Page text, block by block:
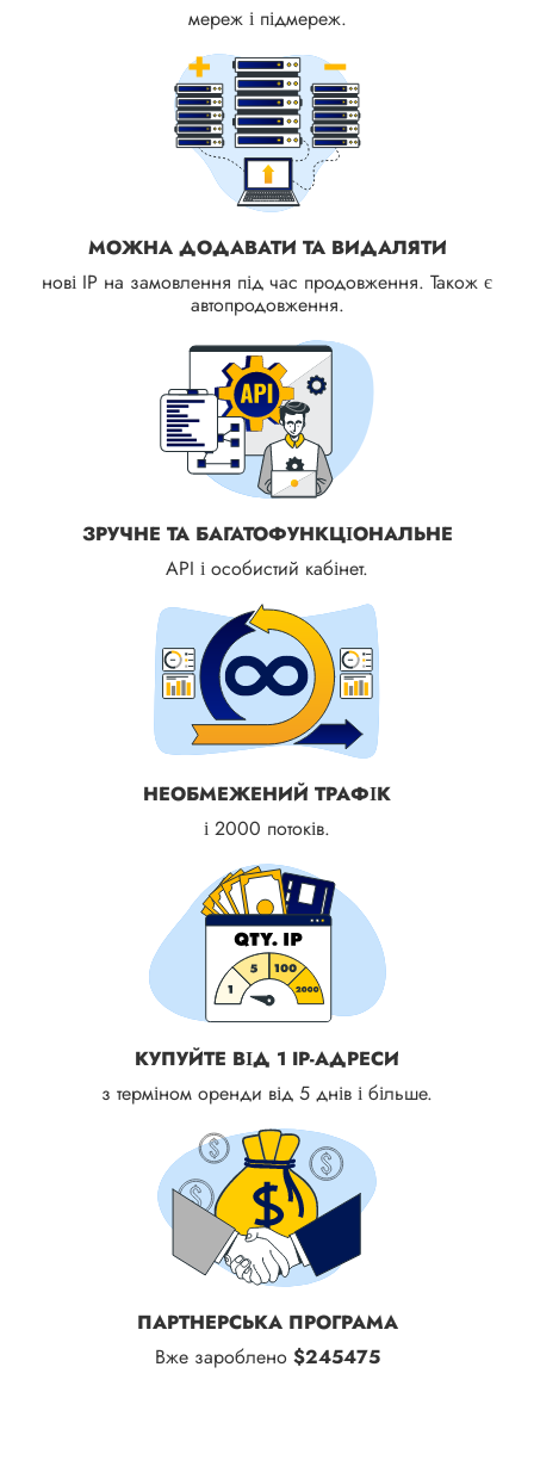
мереж і підмереж.
МОЖНА ДОДАВАТИ ТА ВИДАЛЯТИ
нові IP на замовлення під час продовження. Також є
автопродовження.
ЗРУЧНЕ ТА БАГАТОФУНКЦІОНАЛЬНЕ
API і особистий кабінет.
НЕОБМЕЖЕНИЙ ТРАФІК
і 2000 потоків.
КУПУЙТЕ ВІД 1 IP-АДРЕСИ
з терміном оренди від 5 днів і більше.
ПАРТНЕРСЬКА ПРОГРАМА
Вже зароблено $245475